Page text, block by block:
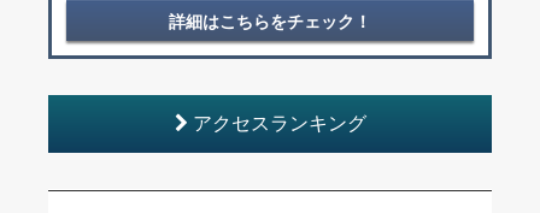
詳細はこちらをチェック！
アクセスランキング